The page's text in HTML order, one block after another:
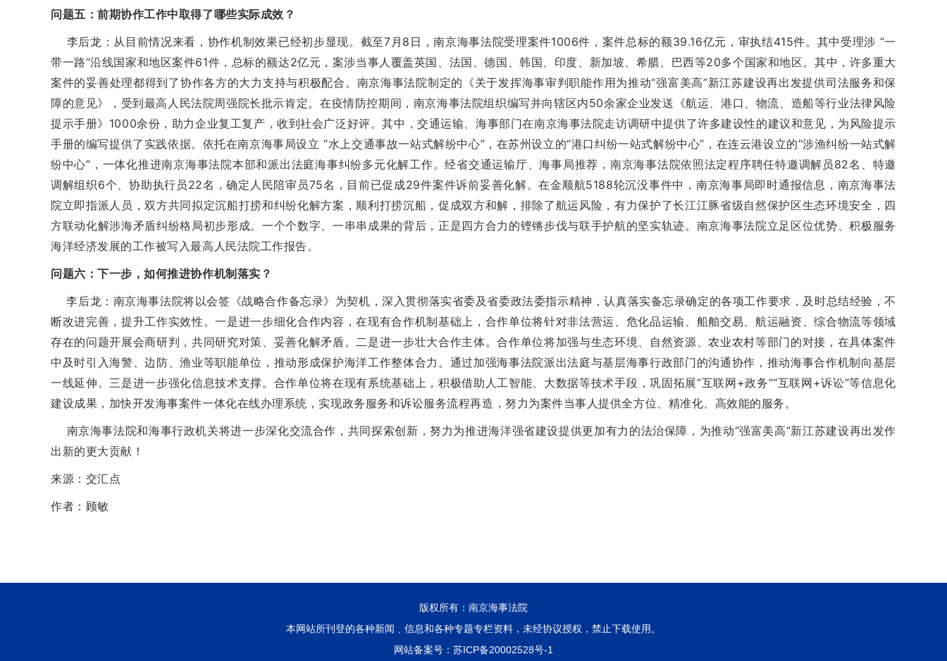
问题五：前期协作工作中取得了哪些实际成效？
李后龙：从目前情况来看，协作机制效果已经初步显现。截至7月8日，南京海事法院受理案件1006件，案件总标的额39.16亿元，审执结415件。其中受理涉 “一
带一路”沿线国家和地区案件61件，总标的额达2亿元，案涉当事人覆盖英国、法国、德国、韩国、印度、新加坡、希腊、巴西等20多个国家和地区。其中，许多重大
案件的妥善处理都得到了协作各方的大力支持与积极配合。南京海事法院制定的《关于发挥海事审判职能作用为推动“强富美高”新江苏建设再出发提供司法服务和保
障的意见》，受到最高人民法院周强院长批示肯定。在疫情防控期间，南京海事法院组织编写并向辖区内50余家企业发送《航运、港口、物流、造船等行业法律风险
提示手册》1000余份，助力企业复工复产，收到社会广泛好评。其中，交通运输、海事部门在南京海事法院走访调研中提供了许多建设性的建议和意见，为风险提示
手册的编写提供了实践依据。依托在南京海事局设立 “水上交通事故一站式解纷中心”，在苏州设立的“港口纠纷一站式解纷中心”，在连云港设立的“涉渔纠纷一站式解
纷中心”，一体化推进南京海事法院本部和派出法庭海事纠纷多元化解工作。经省交通运输厅、海事局推荐，南京海事法院依照法定程序聘任特邀调解员82名、特邀
调解组织6个、协助执行员22名，确定人民陪审员75名，目前已促成29件案件诉前妥善化解。在金顺航5188轮沉没事件中，南京海事局即时通报信息，南京海事法
院立即指派人员，双方共同拟定沉船打捞和纠纷化解方案，顺利打捞沉船，促成双方和解，排除了航运风险，有力保护了长江江豚省级自然保护区生态环境安全，四
方联动化解涉海矛盾纠纷格局初步形成。一个个数字、一串串成果的背后，正是四方合力的铿锵步伐与联手护航的坚实轨迹。南京海事法院立足区位优势、积极服务
海洋经济发展的工作被写入最高人民法院工作报告。
问题六：下一步，如何推进协作机制落实？
李后龙：南京海事法院将以会签《战略合作备忘录》为契机，深入贯彻落实省委及省委政法委指示精神，认真落实备忘录确定的各项工作要求，及时总结经验，不
断改进完善，提升工作实效性。一是进一步细化合作内容，在现有合作机制基础上，合作单位将针对非法营运、危化品运输、船舶交易、航运融资、综合物流等领域
存在的问题开展会商研判，共同研究对策、妥善化解矛盾。二是进一步壮大合作主体。合作单位将加强与生态环境、自然资源、农业农村等部门的对接，在具体案件
中及时引入海警、边防、渔业等职能单位，推动形成保护海洋工作整体合力。通过加强海事法院派出法庭与基层海事行政部门的沟通协作，推动海事合作机制向基层
一线延伸。三是进一步强化信息技术支撑。合作单位将在现有系统基础上，积极借助人工智能、大数据等技术手段，巩固拓展“互联网+政务”“互联网+诉讼”等信息化
建设成果，加快开发海事案件一体化在线办理系统，实现政务服务和诉讼服务流程再造，努力为案件当事人提供全方位、精准化、高效能的服务。
南京海事法院和海事行政机关将进一步深化交流合作，共同探索创新，努力为推进海洋强省建设提供更加有力的法治保障，为推动“强富美高”新江苏建设再出发作
出新的更大贡献！
来源：交汇点
作者：顾敏
版权所有：南京海事法院
本网站所刊登的各种新闻﹑信息和各种专题专栏资料，未经协议授权，禁止下载使用。
网站备案号： 苏ICP备20002528号-1